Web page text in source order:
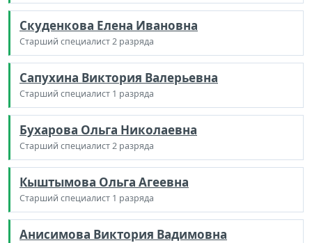
Скуденкова Елена Ивановна
Старший специалист 2 разряда
Сапухина Виктория Валерьевна
Старший специалист 1 разряда
Бухарова Ольга Николаевна
Старший специалист 2 разряда
Кыштымова Ольга Агеевна
Старший специалист 1 разряда
Анисимова Виктория Вадимовна